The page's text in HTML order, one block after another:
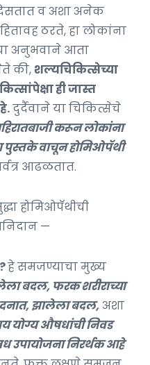
व अशा अनेक
ठरते, हा लोकांना
अनुभवाने आता
की, शल्यचिकित्सेच्या
ही जास्त
दुर्दैवाने या चिकित्सेचे
करून लोकांना
पुस्तके वाचून होमिओपॅथी
आढळतात.
होमिओपॅथीची
—
?हे समजण्याचा मुख्य
बदल, फरक शरीराच्या
झालेला बदल,अशा
योग्य औषधांची निवड
उपायोजना निरर्थक आहे